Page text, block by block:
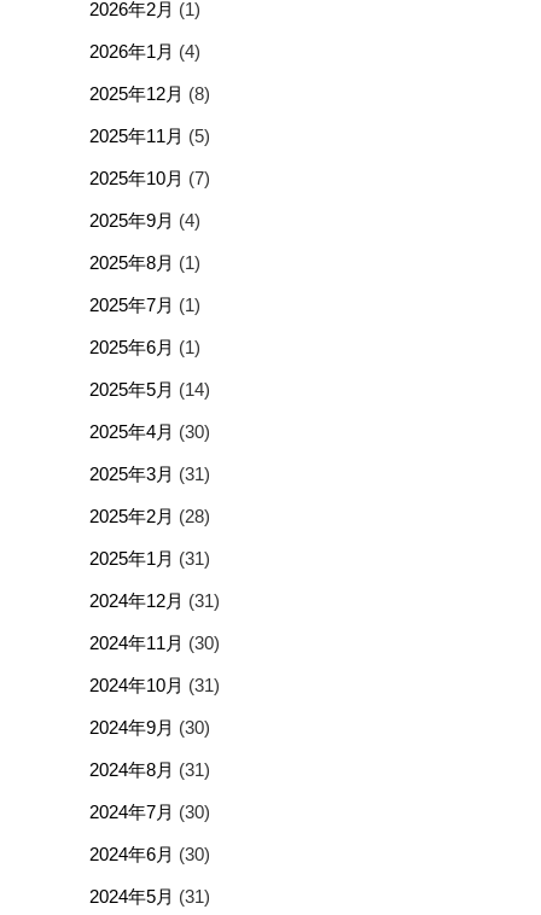
2026年2月 (1)
2026年1月 (4)
2025年12月 (8)
2025年11月 (5)
2025年10月 (7)
2025年9月 (4)
2025年8月 (1)
2025年7月 (1)
2025年6月 (1)
2025年5月 (14)
2025年4月 (30)
2025年3月 (31)
2025年2月 (28)
2025年1月 (31)
2024年12月 (31)
2024年11月 (30)
2024年10月 (31)
2024年9月 (30)
2024年8月 (31)
2024年7月 (30)
2024年6月 (30)
2024年5月 (31)